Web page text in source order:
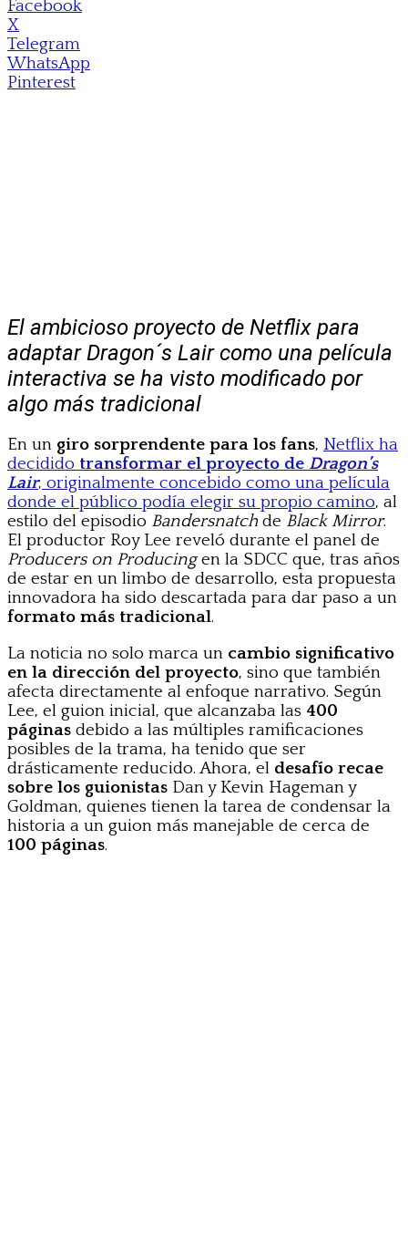
Facebook
X
Telegram
WhatsApp
Pinterest
El ambicioso proyecto de Netflix para
adaptar Dragon´s Lair como una película
interactiva se ha visto modificado por
algo más tradicional
En un giro sorprendente para los fans, Netflix ha
decidido transformar el proyecto de Dragon’s
Lair, originalmente concebido como una película
donde el público podía elegir su propio camino, al
estilo del episodio Bandersnatchde Black Mirror.
El productor Roy Lee reveló durante el panel de
Producers on Producingen la SDCC que, tras años
de estar en un limbo de desarrollo, esta propuesta
innovadora ha sido descartada para dar paso a un
formato más tradicional.
La noticia no solo marca un cambio significativo
en la dirección del proyecto, sino que también
afecta directamente al enfoque narrativo. Según
Lee, el guion inicial, que alcanzaba las 400
páginas debido a las múltiples ramificaciones
posibles de la trama, ha tenido que ser
drásticamente reducido. Ahora, el desafío recae
sobre los guionistas Dan y Kevin Hageman y
Goldman, quienes tienen la tarea de condensar la
historia a un guion más manejable de cerca de
100 páginas.